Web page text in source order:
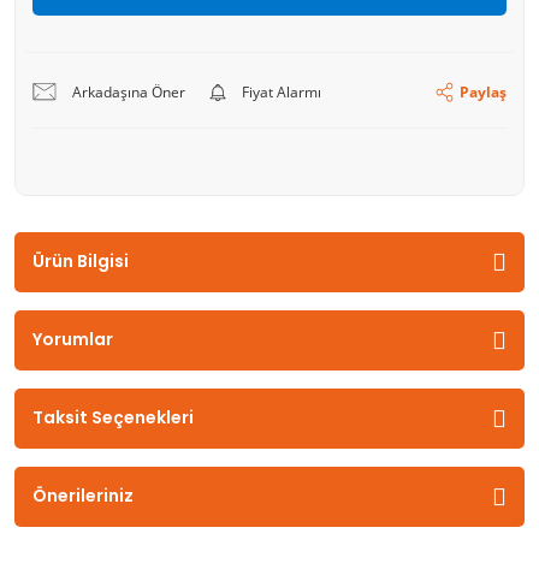
Arkadaşına Öner Fiyat Alarmı Paylaş
Ürün Bilgisi
Yorumlar
Taksit Seçenekleri
Önerileriniz